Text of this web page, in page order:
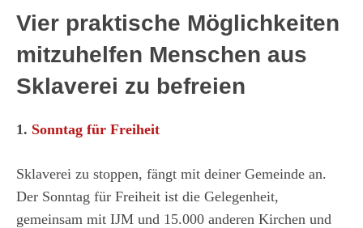
Vier praktische Möglichkeiten
mitzuhelfen Menschen aus
Sklaverei zu befreien
1. Sonntag für Freiheit
Sklaverei zu stoppen, fängt mit deiner Gemeinde an.
Der Sonntag für Freiheit ist die Gelegenheit,
gemeinsam mit IJM und 15.000 anderen Kirchen und